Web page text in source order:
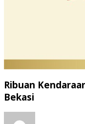
Ribuan
Bekasi